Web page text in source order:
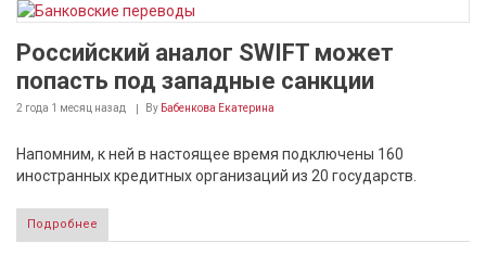
Российский аналог SWIFT может
попасть под западные санкции
2 года 1 месяц назад By Бабенкова Екатерина
Напомним, к ней в настоящее время подключены 160
иностранных кредитных организаций из 20 государств.
Подробнее